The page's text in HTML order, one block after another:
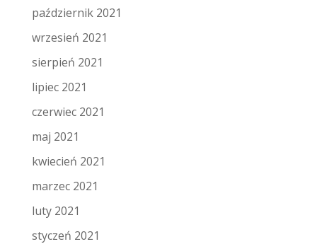
październik 2021
wrzesień 2021
sierpień 2021
lipiec 2021
czerwiec 2021
maj 2021
kwiecień 2021
marzec 2021
luty 2021
styczeń 2021